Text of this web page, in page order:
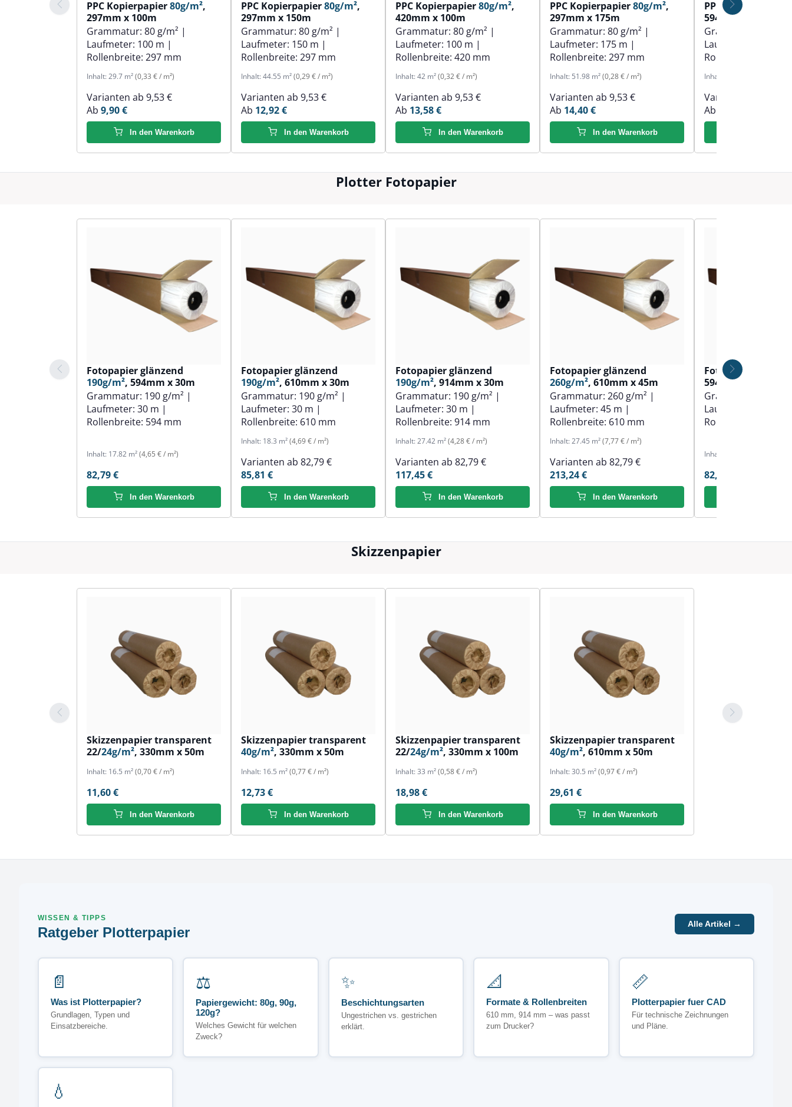
PPC Kopierpapier80g/m²,
297mm x 100m
Grammatur: 80 g/m² |
Laufmeter: 100 m |
Rollenbreite: 297 mm
Inhalt: 29.7 m²(0,33 € / m²)
Varianten ab 9,53 €
Ab 9,90 €
In den Warenkorb
PPC Kopierpapier80g/m²,
297mm x 150m
Grammatur: 80 g/m² |
Laufmeter: 150 m |
Rollenbreite: 297 mm
Inhalt: 44.55 m²(0,29 € / m²)
Varianten ab 9,53 €
Ab 12,92 €
In den Warenkorb
PPC Kopierpapier80g/m²,
420mm x 100m
Grammatur: 80 g/m² |
Laufmeter: 100 m |
Rollenbreite: 420 mm
Inhalt: 42 m²(0,32 € / m²)
Varianten ab 9,53 €
Ab 13,58 €
In den Warenkorb
PPC Kopierpapier80g/m²,
297mm x 175m
Grammatur: 80 g/m² |
Laufmeter: 175 m |
Rollenbreite: 297 mm
Inhalt: 51.98 m²(0,28 € / m²)
Varianten ab 9,53 €
Ab 14,40 €
In den Warenkorb
PPC Kopierpapier
594mm x 100m
Grammatur:
Laufmeter:
Rollenbreite:
Inhalt:
Varianten ab
Ab
Plotter Fotopapier
Fotopapier glänzend
190g/m², 594mm x 30m
Grammatur: 190 g/m² |
Laufmeter: 30 m |
Rollenbreite: 594 mm
Inhalt: 17.82 m²(4,65 € / m²)
82,79 €
In den Warenkorb
Fotopapier glänzend
190g/m², 610mm x 30m
Grammatur: 190 g/m² |
Laufmeter: 30 m |
Rollenbreite: 610 mm
Inhalt: 18.3 m²(4,69 € / m²)
Varianten ab 82,79 €
85,81 €
In den Warenkorb
Fotopapier glänzend
190g/m², 914mm x 30m
Grammatur: 190 g/m² |
Laufmeter: 30 m |
Rollenbreite: 914 mm
Inhalt: 27.42 m²(4,28 € / m²)
Varianten ab 82,79 €
117,45 €
In den Warenkorb
Fotopapier glänzend
260g/m², 610mm x 45m
Grammatur: 260 g/m² |
Laufmeter: 45 m |
Rollenbreite: 610 mm
Inhalt: 27.45 m²(7,77 € / m²)
Varianten ab 82,79 €
213,24 €
In den Warenkorb
Fotopapier matt
594mm x 30m
Grammatur:
Laufmeter:
Rollenbreite:
Inhalt:
82,79 €
Skizzenpapier
Skizzenpapier transparent
22/24g/m², 330mm x 50m
Inhalt: 16.5 m²(0,70 € / m²)
11,60 €
In den Warenkorb
Skizzenpapier transparent
40g/m², 330mm x 50m
Inhalt: 16.5 m²(0,77 € / m²)
12,73 €
In den Warenkorb
Skizzenpapier transparent
22/24g/m², 330mm x 100m
Inhalt: 33 m²(0,58 € / m²)
18,98 €
In den Warenkorb
Skizzenpapier transparent
40g/m², 610mm x 50m
Inhalt: 30.5 m²(0,97 € / m²)
29,61 €
In den Warenkorb
WISSEN & TIPPS
Ratgeber Plotterpapier
Alle Artikel →
📄
Was ist Plotterpapier?
Grundlagen, Typen und
Einsatzbereiche.
⚖️
Papiergewicht: 80g, 90g,
120g?
Welches Gewicht für welchen
Zweck?
✨
Beschichtungsarten
Ungestrichen vs. gestrichen
erklärt.
📐
Formate & Rollenbreiten
610 mm, 914 mm – was passt
zum Drucker?
📏
Plotterpapier fuer CAD
Für technische Zeichnungen
und Pläne.
💧